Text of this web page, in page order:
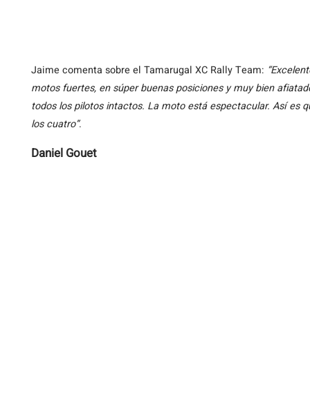
Jaime comenta sobre el Tamarugal XC Rally Team:
motos fuertes, en súper buenas posiciones y muy bien
todos los pilotos intactos. La moto está espectacular. Así es
los cuatro”.
Daniel Gouet